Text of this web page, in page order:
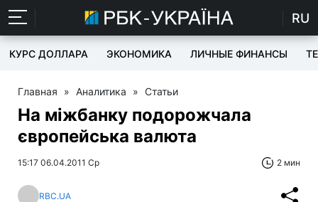
RU
КУРС ДОЛЛАРА ЭКОНОМИКА ЛИЧНЫЕ ФИНАНСЫ
Главная » Аналитика » Статьи
На міжбанку подорожчала
європейська валюта
15:17 06.04.2011 Ср 2 мин
RBC.UA